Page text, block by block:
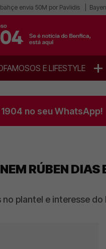
envia 50M por Pavlidis
FAMOSOS E LIFESTYLE +
no seu WhatsApp!
RÚBEN DIAS
plantel e interesse